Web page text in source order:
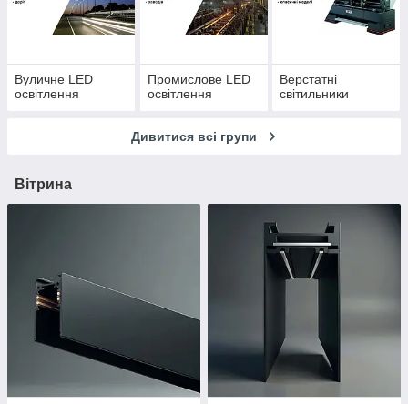
Вуличне LED
освітлення
Промислове LED
освітлення
Верстатні
світильники
Дивитися всі групи
Вітрина